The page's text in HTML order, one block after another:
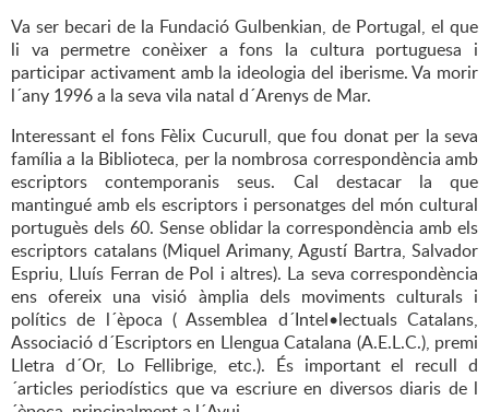
Va ser becari de la Fundació Gulbenkian, de Portugal, el que
li va permetre conèixer a fons la cultura portuguesa i
participar activament amb la ideologia del iberisme. Va morir
l´any 1996 a la seva vila natal d´Arenys de Mar.
Interessant el fons Fèlix Cucurull, que fou donat per la seva
família a la Biblioteca, per la nombrosa correspondència amb
escriptors contemporanis seus. Cal destacar la que
mantingué amb els escriptors i personatges del món cultural
portuguès dels 60. Sense oblidar la correspondència amb els
escriptors catalans (Miquel Arimany, Agustí Bartra, Salvador
Espriu, Lluís Ferran de Pol i altres). La seva correspondència
ens ofereix una visió àmplia dels moviments culturals i
polítics de l´època ( Assemblea d´Intel•lectuals Catalans,
Associació d´Escriptors en Llengua Catalana (A.E.L.C.), premi
Lletra d´Or, Lo Fellibrige, etc.). És important el recull d
´articles periodístics que va escriure en diversos diaris de l